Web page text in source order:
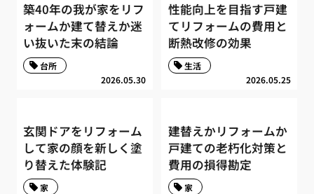
築40年の我が家をリフ
ォームか建て替えか迷
い抜いた末の結論
2026.05.30
台所
性能向上を目指す戸建
てリフォームの費用と
断熱改修の効果
2026.05.25
生活
玄関ドアをリフォーム
して家の顔を新しく塗
り替えた体験記
家
建替えかリフォームか
戸建ての老朽化対策と
費用の損得勘定
家